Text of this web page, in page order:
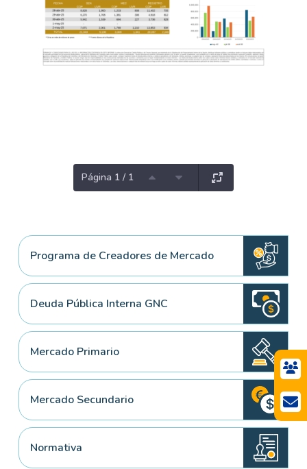
Página 1 / 1
Programa de Creadores de Mercado
Deuda Pública Interna GNC
Mercado Primario
Mercado Secundario
Normativa